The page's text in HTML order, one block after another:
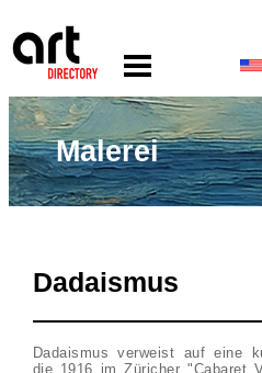
Malerei
Dadaismus
Dadaismus verweist auf eine
die 1916 im Züricher "Cabaret